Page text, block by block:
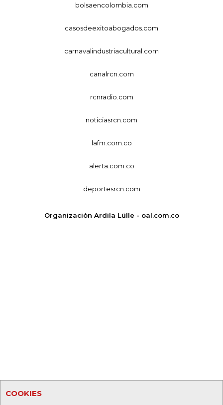
COOKIES
bolsaencolombia.com
casosdeexitoabogados.com
carnavalindustriacultural.com
canalrcn.com
rcnradio.com
noticiasrcn.com
lafm.com.co
alerta.com.co
deportesrcn.com
Organización Ardila Lülle - oal.com.co